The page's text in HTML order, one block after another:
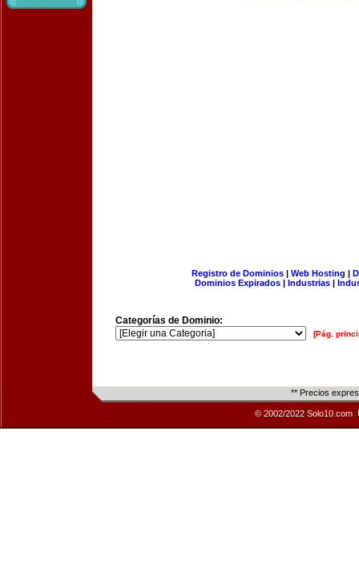
Registro de Dominios| Web Hosting |
Dominios Expirados | Industrias |
Categorías de Dominio:
[Pág.
** Precios
© 2002/2022 Solo10.com